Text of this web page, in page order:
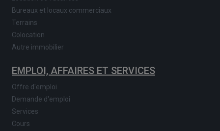
Bureaux et locaux commerciaux
Terrains
Colocation
Autre immobilier
EMPLOI, AFFAIRES ET SERVICES
Offre d'emploi
Demande d'emploi
Services
Cours